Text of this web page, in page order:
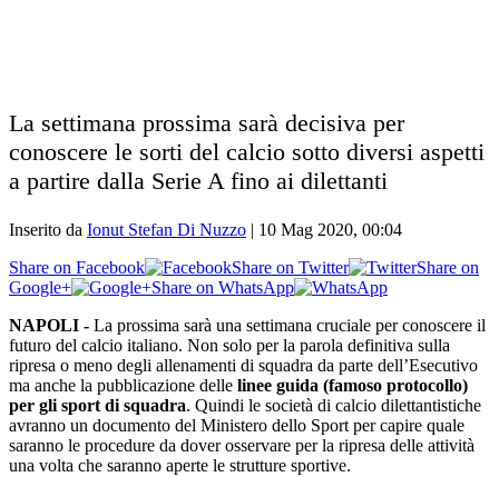
La settimana prossima sarà decisiva per
conoscere le sorti del calcio sotto diversi aspetti
a partire dalla Serie A fino ai dilettanti
Inserito da Ionut Stefan Di Nuzzo | 10 Mag 2020, 00:04
Share on Facebook
Share on Twitter
Share on
Google+
Share on WhatsApp
NAPOLI - La prossima sarà una settimana cruciale per conoscere il
futuro del calcio italiano. Non solo per la parola definitiva sulla
ripresa o meno degli allenamenti di squadra da parte dell’Esecutivo
ma anche la pubblicazione delle linee guida (famoso protocollo)
per gli sport di squadra. Quindi le società di calcio dilettantistiche
avranno un documento del Ministero dello Sport per capire quale
saranno le procedure da dover osservare per la ripresa delle attività
una volta che saranno aperte le strutture sportive.